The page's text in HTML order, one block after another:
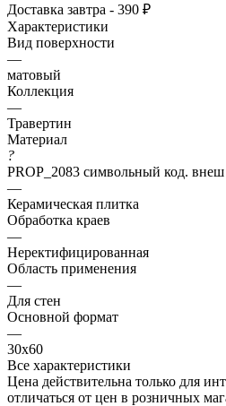
Доставка завтра - 390 ₽
Характеристики
Вид поверхности
—
матовый
Коллекция
—
Травертин
Материал
?
PROP_2083 символьный код. внеш
—
Керамическая плитка
Обработка краев
—
Неректифицированная
Область применения
—
Для стен
Основной формат
—
30х60
Все характеристики
Цена действительна только для
отличаться от цен в розничных